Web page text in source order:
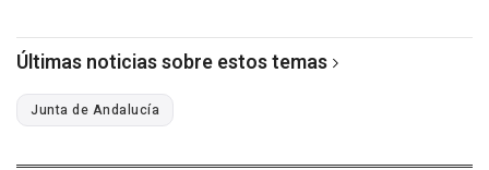
Últimas noticias sobre estos temas
Junta de Andalucía